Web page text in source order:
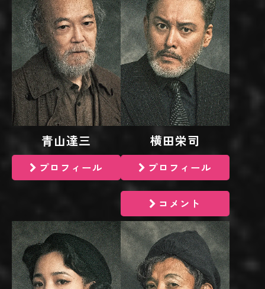
青山達三
プロフィール
横田栄司
プロフィール
コメント